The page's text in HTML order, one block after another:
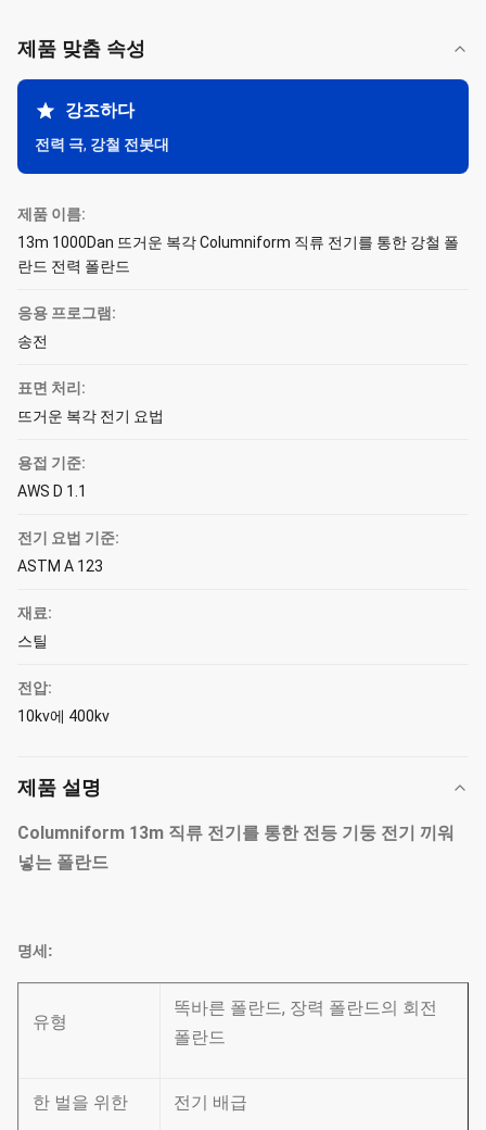
제품 맞춤 속성
강조하다
전력 극, 강철 전봇대
제품 이름:
13m 1000Dan 뜨거운 복각 Columniform 직류 전기를 통한 강철 폴
란드 전력 폴란드
응용 프로그램:
송전
표면 처리:
뜨거운 복각 전기 요법
용접 기준:
AWS D 1.1
전기 요법 기준:
ASTM A 123
재료:
스틸
전압:
10kv에 400kv
제품 설명
Columniform 13m 직류 전기를 통한 전등 기둥 전기 끼워
넣는 폴란드
명세:
유형
똑바른 폴란드, 장력 폴란드의 회전
폴란드
한 벌을 위한 전기 배급